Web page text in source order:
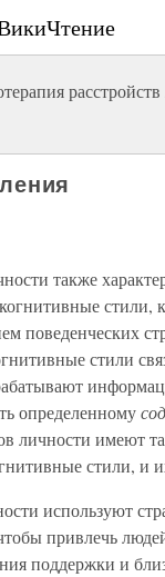
также
стили,
поведенческих
стили
определенному
личности имеют
стили, и
используют
привлечь
поддержки и